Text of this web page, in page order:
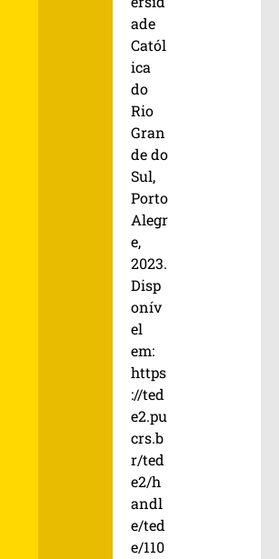
ade
Catól
ica
do
Rio
Gran
de do
Sul,
Porto
Alegr
e,
2023.
Disp
onív
el
em:
https
://ted
e2.pu
crs.b
r/ted
e2/h
andl
e/ted
e/110